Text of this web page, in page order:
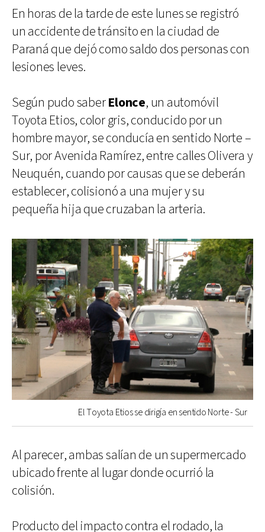
En horas de la tarde de este lunes se registró
un accidente de tránsito en la ciudad de
Paraná que dejó como saldo dos personas con
lesiones leves.
Según pudo saberElonce, un automóvil
Toyota Etios, color gris, conducido por un
hombre mayor, se conducía en sentido Norte –
Sur, por Avenida Ramírez, entre calles Olivera y
Neuquén, cuando por causas que se deberán
establecer, colisionó a una mujer y su
pequeña hija que cruzaban la arteria.
El Toyota Etios se dirigía en sentido Norte - Sur
Al parecer, ambas salían de un supermercado
ubicado frente al lugar donde ocurrió la
colisión.
Producto del impacto contra el rodado, la